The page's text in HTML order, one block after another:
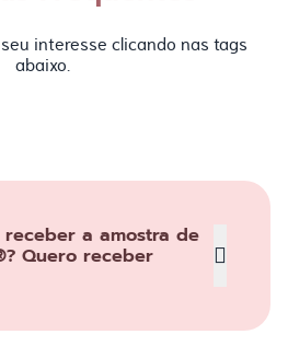
interesse clicando nas tags
abaixo.
a amostra de
Quero receber